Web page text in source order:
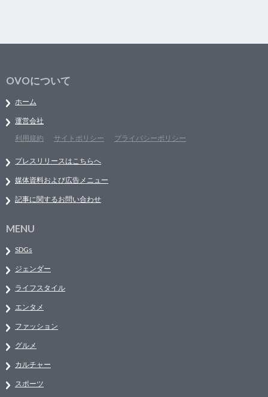
OVOについて
ホーム
運営会社
利用規約
サイトポリシー プライバシーポリシー
プレスリリースはこちらへ
媒体資料および広告メニュー
記事に関するお問い合わせ
MENU
SDGs
ジェンダー
ライフスタイル
エンタメ
ファッション
グルメ
カルチャー
スポーツ